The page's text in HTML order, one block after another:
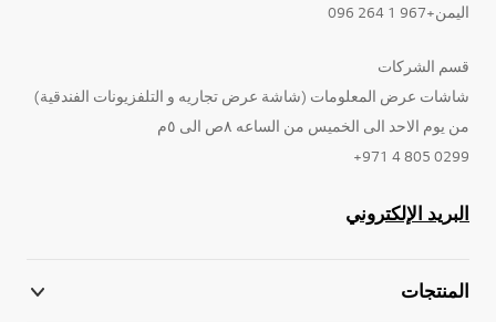
اليمن+967 1 264 096
قسم الشركات
شاشات عرض المعلومات (شاشة عرض تجاريه و التلفزيونات الفندقية)
من يوم الاحد الى الخميس من الساعه ٨ص الى ٥م
0299 805 4 971+
البريد الإلكتروني
المنتجات